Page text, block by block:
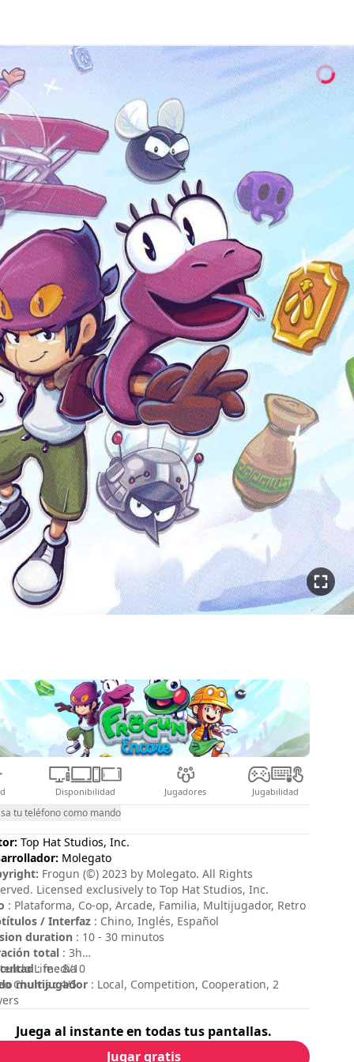
Disponibilidad Jugadores Jugabilidad
tu teléfono como mando
Top Hat Studios, Inc.
Molegato
Frogun (©) 2023 by Molegato. All Rights
Licensed exclusively to Top Hat Studios, Inc.
: Plataforma, Co-op, Arcade, Familia, Multijugador, Retro
/ Interfaz : Chino, Inglés, Español
duration : 10 - 30 minutos
total : 3h
: media
multijugador : Local, Competition, Cooperation, 2
Life : 8/10
Chums : 4/5
Juega al instante en todas tus pantallas.
Jugar gratis